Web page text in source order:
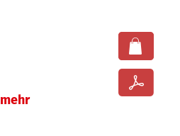
mehr